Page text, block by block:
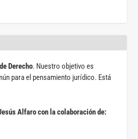
Derecho. Nuestro objetivo es
para el pensamiento jurídico. Está
Alfaro con la colaboración de: